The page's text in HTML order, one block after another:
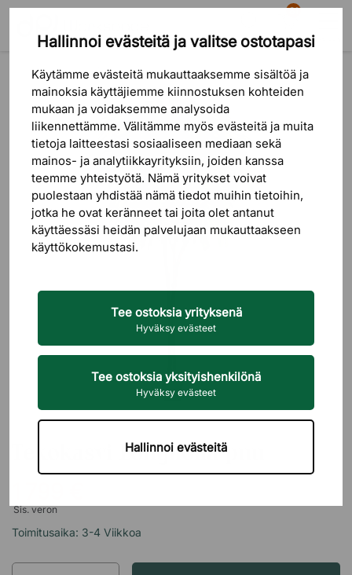
Hallinnoi evästeitä ja valitse ostotapasi
Käytämme evästeitä mukauttaaksemme sisältöä ja
mainoksia käyttäjiemme kiinnostuksen kohteiden
mukaan ja voidaksemme analysoida
liikennettämme. Välitämme myös evästeitä ja muita
tietoja laitteestasi sosiaaliseen mediaan sekä
mainos- ja analytiikkayrityksiin, joiden kanssa
teemme yhteistyötä. Nämä yritykset voivat
puolestaan ​​yhdistää nämä tiedot muihin tietoihin,
jotka he ovat keränneet tai joita olet antanut
käyttäessäsi heidän palvelujaan mukauttaakseen
käyttökokemustasi.
Tee ostoksia yrityksenä
Hyväksy evästeet
Tee ostoksia yksityishenkilönä
Hyväksy evästeet
Hallinnoi evästeitä
Etsi
81
Ostoskori
GÖTESSONS
Tekokasvi Longifolia puu
Sis. veron
Toimitusaika: 3-4 Viikkoa